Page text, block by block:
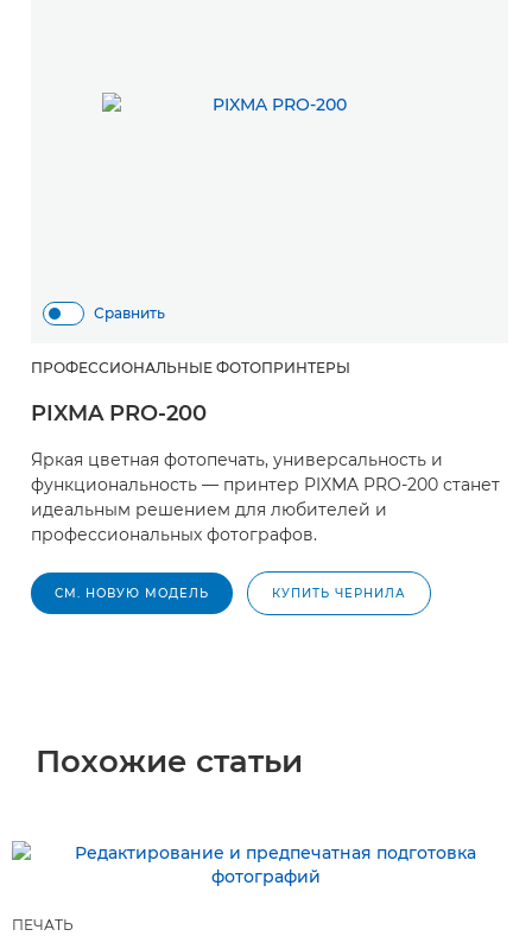
Сравнить
ПРОФЕССИОНАЛЬНЫЕ ФОТОПРИНТЕРЫ
PIXMA PRO-200
Яркая цветная фотопечать, универсальность и
функциональность — принтер PIXMA PRO-200 станет
идеальным решением для любителей и
профессиональных фотографов.
СМ. НОВУЮ МОДЕЛЬ КУПИТЬ ЧЕРНИЛА
Похожие статьи
ПЕЧАТЬ